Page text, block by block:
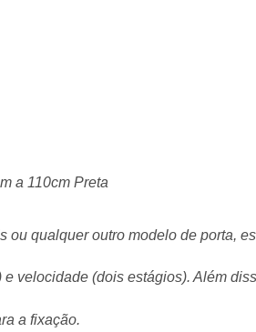
a 110cm Preta
qualquer outro modelo de porta,
velocidade (dois estágios). Além
a fixação.